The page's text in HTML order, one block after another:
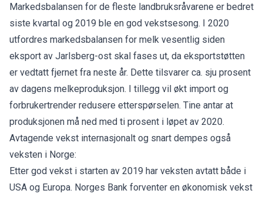
Markedsbalansen for de fleste landbruksråvarene er bedret
siste kvartal og 2019 ble en god vekstsesong. I 2020
utfordres markedsbalansen for melk vesentlig siden
eksport av Jarlsberg-ost skal fases ut, da eksportstøtten
er vedtatt fjernet fra neste år. Dette tilsvarer ca. sju prosent
av dagens melkeproduksjon. I tillegg vil økt import og
forbrukertrender redusere etterspørselen. Tine antar at
produksjonen må ned med ti prosent i løpet av 2020.
Avtagende vekst internasjonalt og snart dempes også
veksten i Norge:
Etter god vekst i starten av 2019 har veksten avtatt både i
USA og Europa. Norges Bank forventer en økonomisk vekst